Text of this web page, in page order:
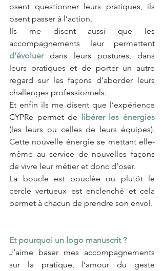
osent questionner leurs pratiques, ils
osent passer à l’action.
Ils me disent aussi que les
d’évoluer dans leurs postures, dans
leurs pratiques et de porter un autre
regard sur les façons d’aborder leurs
challenges professionnels.
Et enfin ils me disent que l’expérience
CYPRe permet de
libérer les énergies
(les leurs ou celles de leurs équipes).
Cette nouvelle énergie se mettant elle-
même au service de nouvelles façons
de vivre leur métier et donc d’oser.
La boucle est bouclée ou plutôt le
cercle vertueux est enclenché et cela
permet à chacun de prendre son envol.
Et pourquoi un logo manuscrit ?
J’aime baser mes accompagnements
sur la pratique, l’amour du geste